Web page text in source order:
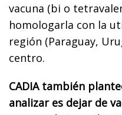
vacuna (bi o
homologarla con la
región (Paraguay,
centro.
CADIA también
analizar es dejar de